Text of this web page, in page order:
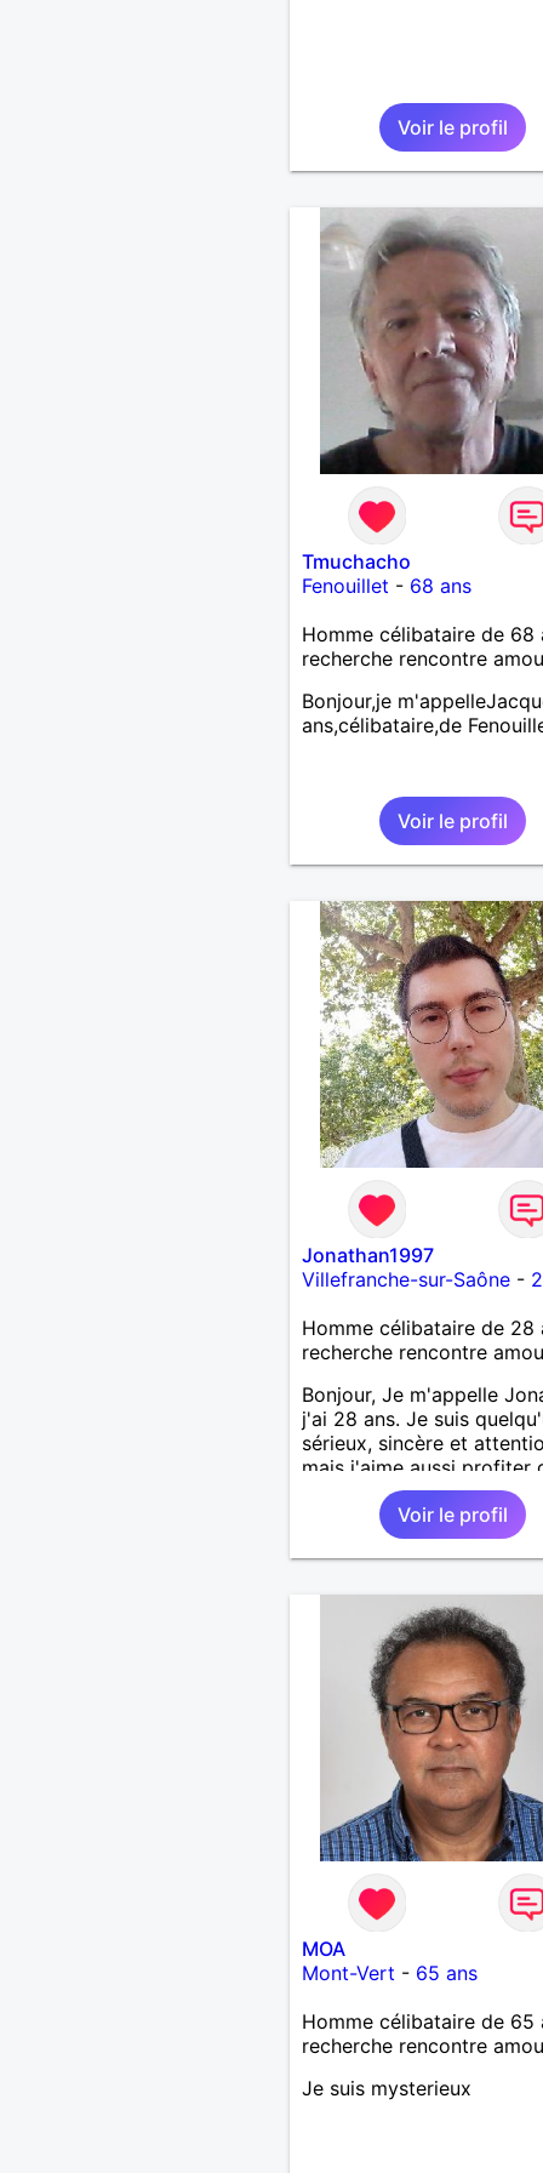
pense……Je suis un homme
facile à vivre. À vous si
ravi….A très bientôt je
Voir le profil
Tmuchacho
Fenouillet - 68 ans
Homme célibataire de 68
recherche rencontre
Bonjour,je
ans,célibataire,de
Voir le profil
Jonathan1997
Villefranche-sur-Saône-
Homme célibataire de 28
recherche rencontre
Bonjour, Je m'appelle
j'ai 28 ans. Je suis
sérieux, sincère et
mais j'aime aussi profiter
bons moments de la vie
humour et simplicité.
les voyages, les
les jeux vidéo et les
recherche d'une personne
authentique avec qui
de belles expériences,
construire une relation
basée sur la confiance, le
respect et la complicité. Si
apprécies les
sincères, les fous rires et
personnes qui savent ce
veulent, n'hésite pas à
discuter. Au plaisir de
connaissance !
Voir le profil
MOA
Mont-Vert - 65 ans
Homme célibataire de 65
recherche rencontre
Je suis mysterieux